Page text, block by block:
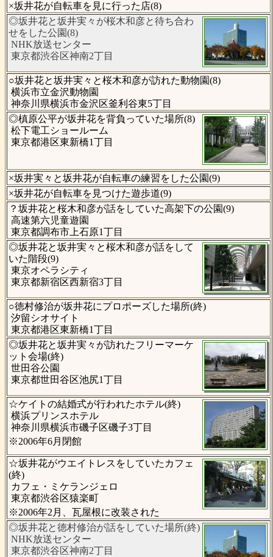
×坂井花が自転車を見に行った店(8)
◎坂井花と坂井実々が桜木和彦と待ち合わ
せをした公園(8)
NHK放送センター
東京都渋谷区神南2丁目
○坂井花と坂井実々と桜木和彦が訪れた動物園(8)
横浜市立金沢動物園
神奈川県横浜市金沢区釜利谷東5丁目
◎槙原公平が坂井花を背負っていた場所(8)
松下電工ショールーム
東京都港区東新橋1丁目
×坂井実々と坂井花が自転車の練習をした公園(9)
×坂井花が自転車を見つけた遊歩道(9)
？坂井花と桜木和彦が話をしていた高架下の公園(9)
高速第六児童遊園
東京都調布市上石原1丁目
◎坂井花と坂井実々と桜木和彦が話をして
いた階段(9)
東京オペラシティ
東京都新宿区西新宿3丁目
○徳村修治が坂井花にプロポーズした場所(終)
汐留シオサイト
東京都港区東新橋1丁目
◎坂井花と坂井実々が訪れたフリーマーケ
ット会場(終)
世田谷公園
東京都世田谷区池尻1丁目
☆ケイトの結婚式が行われたホテル(終)
横浜プリンスホテル
神奈川県横浜市磯子区磯子3丁目
※2006年6月閉館
☆坂井花がウエイトレスをしていたカフェ
(終)
カフェ・ミケランジェロ
東京都渋谷区猿楽町
※2006年2月、瓦屋根に改装された
◎坂井花と徳村修治が話をしていた場所(終)
NHK放送センター
東京都渋谷区神南2丁目